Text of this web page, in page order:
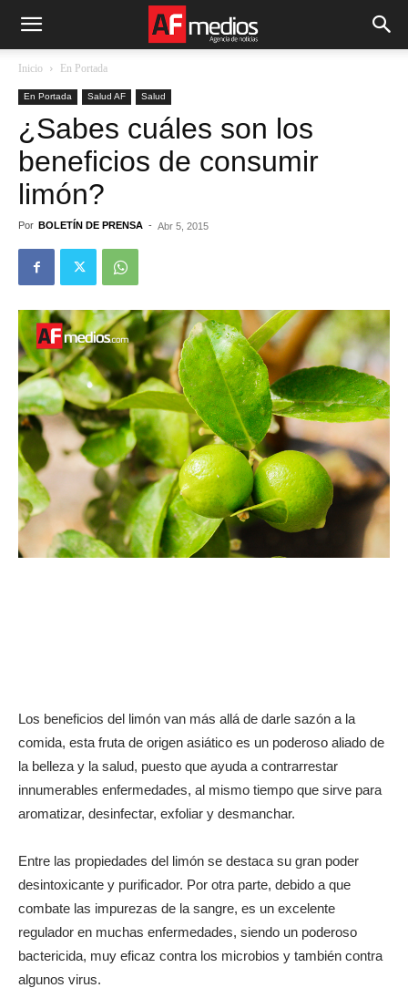
Inicio En Portada
En Portada Salud AF Salud
¿Sabes cuáles son los
beneficios de consumir
limón?
Por BOLETÍN DE PRENSA - Abr 5, 2015
Los beneficios del limón van más allá de darle sazón a la
comida, esta fruta de origen asiático es un poderoso aliado de
la belleza y la salud, puesto que ayuda a contrarrestar
innumerables enfermedades, al mismo tiempo que sirve para
aromatizar, desinfectar, exfoliar y desmanchar.
Entre las propiedades del limón se destaca su gran poder
desintoxicante y purificador. Por otra parte, debido a que
combate las impurezas de la sangre, es un excelente
regulador en muchas enfermedades, siendo un poderoso
bactericida, muy eficaz contra los microbios y también contra
algunos virus.